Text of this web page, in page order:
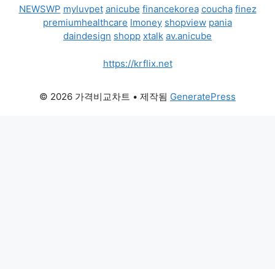
NEWSWP myluvpet anicube financekorea coucha finez
premiumhealthcare lmoney shopview pania
daindesign shopp xtalk av.anicube
https://krflix.net
© 2026 가격비교차트 • 제작됨 GeneratePress